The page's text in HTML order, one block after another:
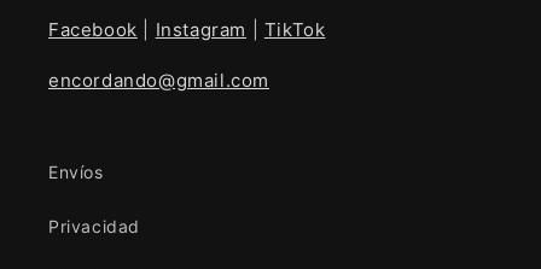
Facebook Instagram TikTok
encordando@gmail.com
Envíos
Privacidad